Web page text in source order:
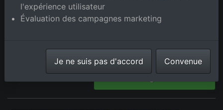
aériennes de la boutique en
l'expérience utilisateur
Évaluation des campagnes marketing
Je ne suis pas d'accord Convenue